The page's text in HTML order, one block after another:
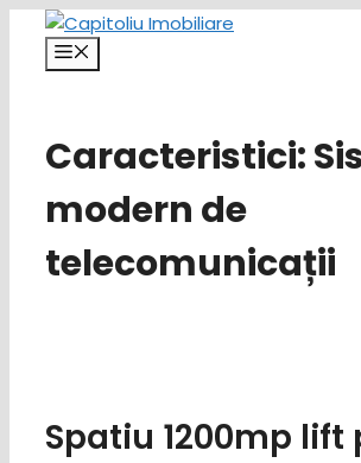
conținut
Caracteristici:
modern de
telecomunicații
Spatiu 1200mp lift